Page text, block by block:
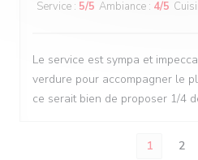
Service : 5/5 Ambiance : 4/5
Le service est sympa et
verdure pour accompagner le
ce serait bien de proposer 1/4
1 2